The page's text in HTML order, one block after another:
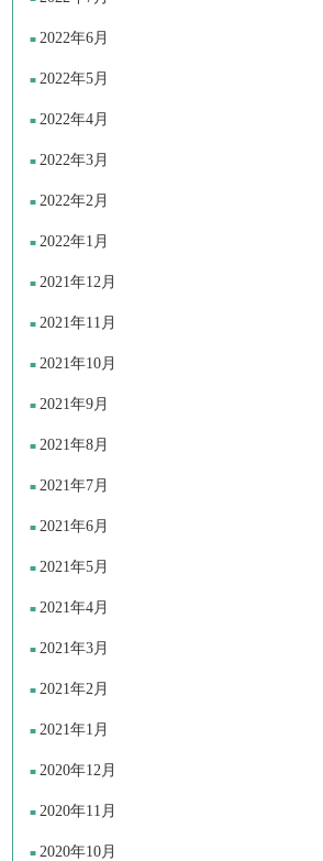
2022年6月
2022年5月
2022年4月
2022年3月
2022年2月
2022年1月
2021年12月
2021年11月
2021年10月
2021年9月
2021年8月
2021年7月
2021年6月
2021年5月
2021年4月
2021年3月
2021年2月
2021年1月
2020年12月
2020年11月
2020年10月